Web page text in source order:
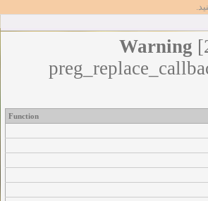
Warning
Function